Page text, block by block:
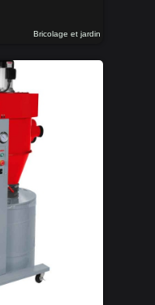
Bricolage et jardin